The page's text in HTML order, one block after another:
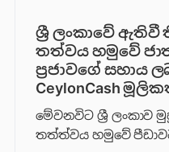
ශ්‍රී ලංකාවේ
තත්වය හමුවේ
ප්‍රජාවගේ සහාය
CeylonCash
මේවනවිට ශ්‍රී
තත්ත්වය හමුවේ